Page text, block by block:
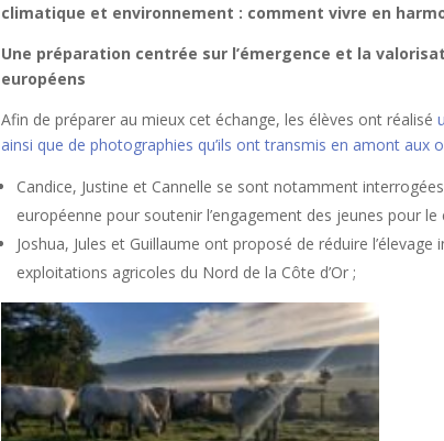
climatique et environnement : comment vivre en
Une préparation centrée sur l’émergence et la
européens
Afin de préparer au mieux cet échange, les élèves ont réalisé
ainsi que de photographies qu’ils ont transmis en amont aux
Candice, Justine et Cannelle se sont notamment
européenne pour soutenir l’engagement des jeunes pour le
Joshua, Jules et Guillaume ont proposé de réduire
exploitations agricoles du Nord de la Côte d’Or ;